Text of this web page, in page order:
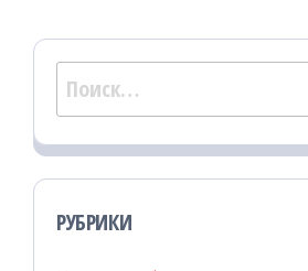
Найти:
РУБРИКИ